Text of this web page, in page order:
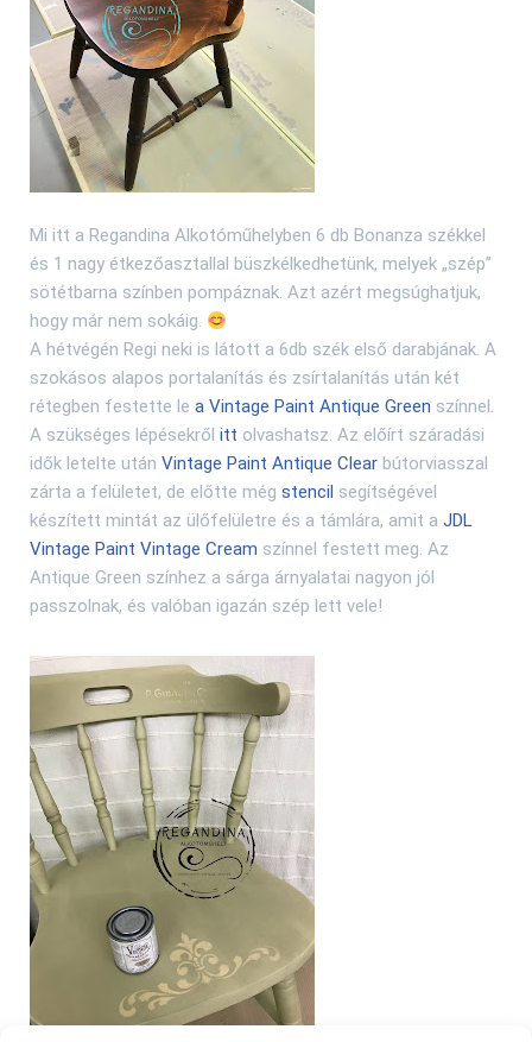
Mi itt a Regandina Alkotóműhelyben 6 db Bonanza székkel
és 1 nagy étkezőasztallal büszkélkedhetünk, melyek „szép”
sötétbarna színben pompáznak. Azt azért megsúghatjuk,
hogy már nem sokáig.
A hétvégén Regi neki is látott a 6db szék első darabjának. A
szokásos alapos portalanítás és zsírtalanítás után két
rétegben festette le a Vintage Paint Antique Green színnel.
A szükséges lépésekről itt olvashatsz. Az előírt száradási
idők letelte után Vintage Paint Antique Clear bútorviasszal
zárta a felületet, de előtte még stencil segítségével
készített mintát az ülőfelületre és a támlára, amit a JDL
Vintage Paint Vintage Cream színnel festett meg. Az
Antique Green színhez a sárga árnyalatai nagyon jól
passzolnak, és valóban igazán szép lett vele!